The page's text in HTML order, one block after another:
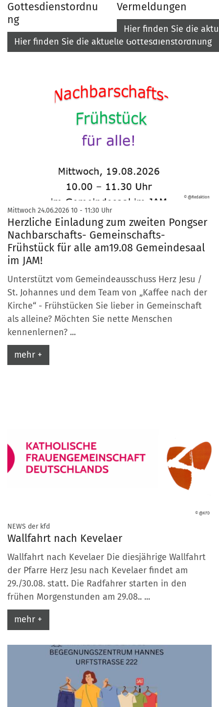
Gottesdienstordnu
ng
Hier finden Sie die aktuelle Gottesdienstordnung
Vermeldungen
Hier finden Sie die
© @Redaktion
Mittwoch 24.06.2026 10 - 11:30 Uhr:
Herzliche Einladung zum zweiten Pongser
Nachbarschafts- Gemeinschafts-
Frühstück für alle am19.08 Gemeindesaal
im JAM!
Unterstützt vom Gemeindeausschuss Herz Jesu /
St. Johannes und dem Team von „Kaffee nach der
Kirche“ - Frühstücken Sie lieber in Gemeinschaft
als alleine? Möchten Sie nette Menschen
kennenlernen? ...
mehr +
© @KFD
NEWS der kfd
Wallfahrt nach Kevelaer
Wallfahrt nach Kevelaer Die diesjährige Wallfahrt
der Pfarre Herz Jesu nach Kevelaer findet am
29./30.08. statt. Die Radfahrer starten in den
frühen Morgenstunden am 29.08.. ...
mehr +